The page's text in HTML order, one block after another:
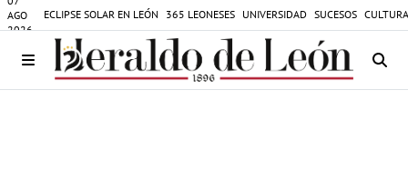
AGO
2026
ECLIPSE SOLAR EN LEÓN 365 LEONESES UNIVERSIDAD SUCESOS